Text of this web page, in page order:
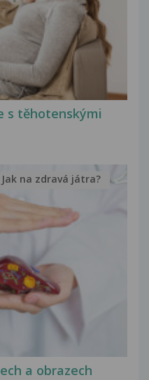
s těhotenskými
a obrazech
Jak na zdravá játra?